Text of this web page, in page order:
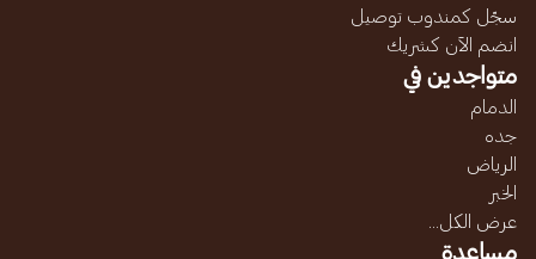
سجّل كمندوب توصيل
انضم الآن كشريك
متواجدين في
الدمام
جده
الرياض
الخبر
عرض الكل...
مساعدة